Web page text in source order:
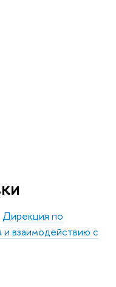
Дирекция по
и взаимодействию с